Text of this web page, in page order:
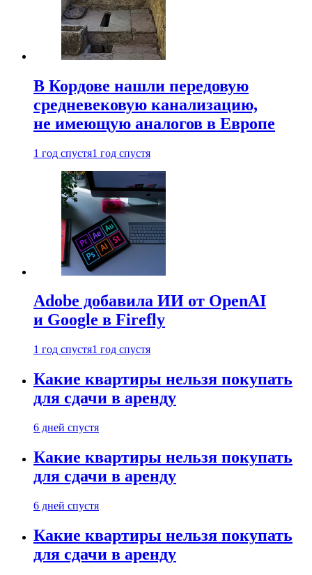
В Кордове нашли передовую
средневековую канализацию,
не имеющую аналогов в Европе
1 год спустя1 год спустя
Adobe добавила ИИ от OpenAI
и Google в Firefly
1 год спустя1 год спустя
Какие квартиры нельзя покупать
для сдачи в аренду
6 дней спустя
Какие квартиры нельзя покупать
для сдачи в аренду
6 дней спустя
Какие квартиры нельзя покупать
для сдачи в аренду